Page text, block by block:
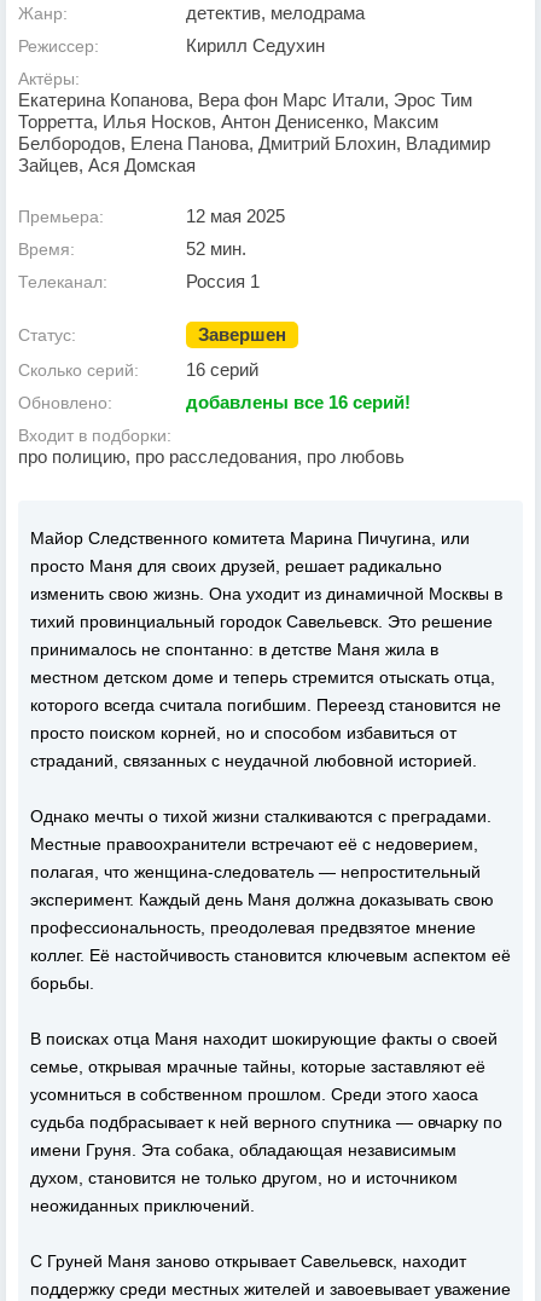
Жанр: детектив, мелодрама
Режиссер: Кирилл Седухин
Актёры:
Екатерина Копанова, Вера фон Марс Итали, Эрос Тим
Торретта, Илья Носков, Антон Денисенко, Максим
Белбородов, Елена Панова, Дмитрий Блохин, Владимир
Зайцев, Ася Домская
Премьера: 12 мая 2025
Время: 52 мин.
Телеканал: Россия 1
Статус: Завершен
Сколько серий: 16 серий
Обновлено: добавлены все 16 серий!
Входит в подборки:
про полицию, про расследования, про любовь
Майор Следственного комитета Марина Пичугина, или
просто Маня для своих друзей, решает радикально
изменить свою жизнь. Она уходит из динамичной Москвы в
тихий провинциальный городок Савельевск. Это решение
принималось не спонтанно: в детстве Маня жила в
местном детском доме и теперь стремится отыскать отца,
которого всегда считала погибшим. Переезд становится не
просто поиском корней, но и способом избавиться от
страданий, связанных с неудачной любовной историей.
Однако мечты о тихой жизни сталкиваются с преградами.
Местные правоохранители встречают её с недоверием,
полагая, что женщина-следователь — непростительный
эксперимент. Каждый день Маня должна доказывать свою
профессиональность, преодолевая предвзятое мнение
коллег. Её настойчивость становится ключевым аспектом её
борьбы.
В поисках отца Маня находит шокирующие факты о своей
семье, открывая мрачные тайны, которые заставляют её
усомниться в собственном прошлом. Среди этого хаоса
судьба подбрасывает к ней верного спутника — овчарку по
имени Груня. Эта собака, обладающая независимым
духом, становится не только другом, но и источником
неожиданных приключений.
С Груней Маня заново открывает Савельевск, находит
поддержку среди местных жителей и завоевывает уважение